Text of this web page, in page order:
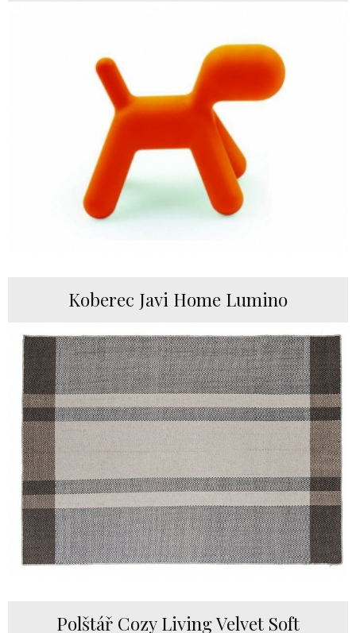
Koberec Javi Home Lumino
Polštář Cozy Living Velvet Soft